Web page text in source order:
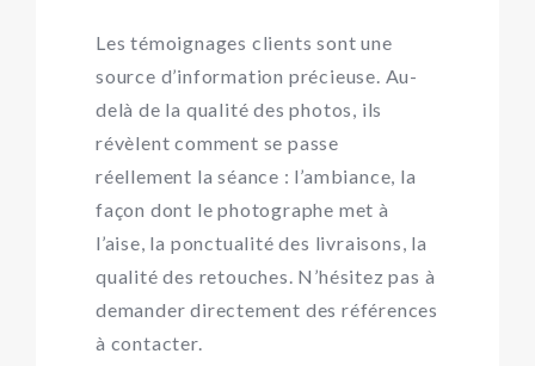
Les témoignages clients sont une
source d’information précieuse. Au-
delà de la qualité des photos, ils
révèlent comment se passe
réellement la séance : l’ambiance, la
façon dont le photographe met à
l’aise, la ponctualité des livraisons, la
qualité des retouches. N’hésitez pas à
demander directement des références
à contacter.